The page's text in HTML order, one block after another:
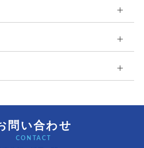
問い合わせ
CONTACT